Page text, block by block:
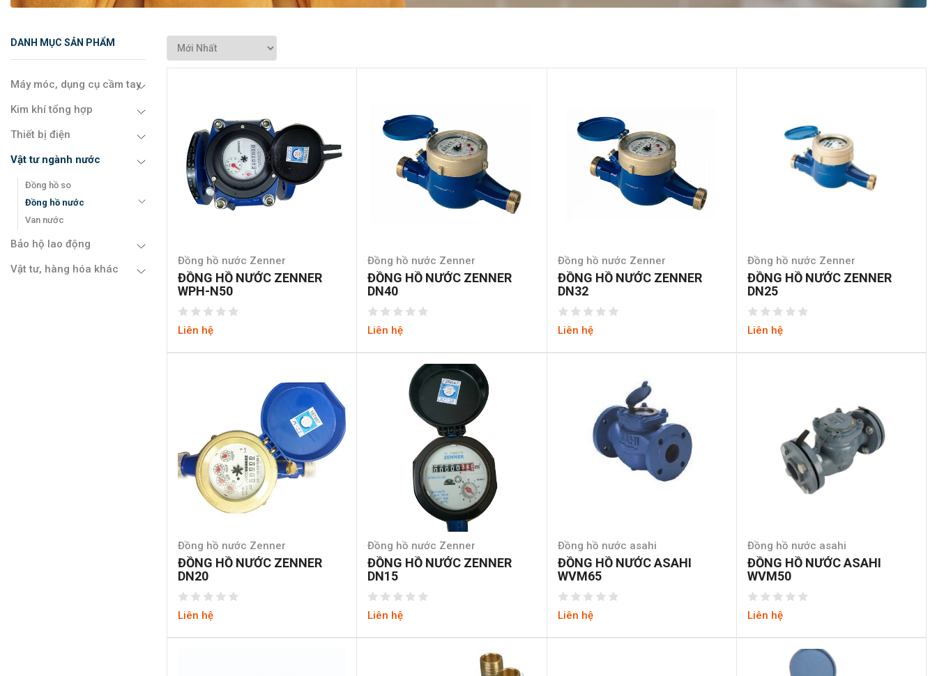
DANH MỤC SẢN PHẨM
Máy móc, dụng cụ cầm tay
Kim khí tổng hợp
Thiết bị điện
Vật tư ngành nước
Đồng hồ so
Đồng hồ nước
Van nước
Bảo hộ lao động
Vật tư, hàng hóa khác
Đồng hồ nước Zenner
ĐỒNG HỒ NƯỚC ZENNER
WPH-N50
Liên hệ
Đồng hồ nước Zenner
ĐỒNG HỒ NƯỚC ZENNER
DN40
Liên hệ
Đồng hồ nước Zenner
ĐỒNG HỒ NƯỚC ZENNER
DN32
Liên hệ
Đồng hồ nước Zenner
ĐỒNG HỒ NƯỚC ZENNER
DN25
Liên hệ
Đồng hồ nước Zenner
ĐỒNG HỒ NƯỚC ZENNER
DN20
Liên hệ
Đồng hồ nước Zenner
ĐỒNG HỒ NƯỚC ZENNER
DN15
Liên hệ
Đồng hồ nước asahi
ĐỒNG HỒ NƯỚC ASAHI
WVM65
Liên hệ
Đồng hồ nước asahi
ĐỒNG HỒ NƯỚC ASAHI
WVM50
Liên hệ